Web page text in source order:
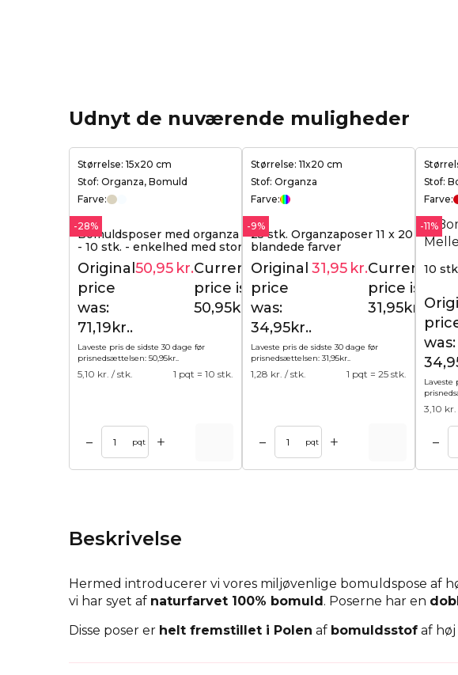
Udnyt de nuværende muligheder
Størrelse: 15x20 cm
Stof: Organza, Bomuld
Farve:
-28%
Bomuldsposer med organza 15x20 cm
- 10 stk. - enkelhed med stor effekt
71,19 kr.
Original
price
was:
71,19kr..
50,95 kr.Current
price is:
50,95kr..
Laveste pris de sidste 30 dage før
prisnedsættelsen: 50,95kr.
5,10 kr. / stk. 1 pqt = 10 stk.
– pqt +
Størrelse: 11x20 cm
Stof: Organza
Farve:
-9%
25 stk. Organzaposer 11 x 20 cm -
blandede farver
Original
price
was:
34,95kr..
31,95 kr.Current
price is:
31,95kr..
Laveste pris de sidste 30 dage før
prisnedsættelsen: 31,95kr.
1,28 kr. / stk. 1 pqt = 25 stk.
– pqt +
Stof:
Farve:
-11%
10
was:
Laveste
3,10 kr.
–
Tilføj til kurv Tilføj til kurv
Beskrivelse
Hermed introducerer vi vores miljøvenlige bomuldspose af
vi har syet af naturfarvet 100% bomuld. Poserne har en
Disse poser er helt fremstillet i Polen af bomuldsstof af
Disse poser afnaturstofer meget alsidige og kan bruges på